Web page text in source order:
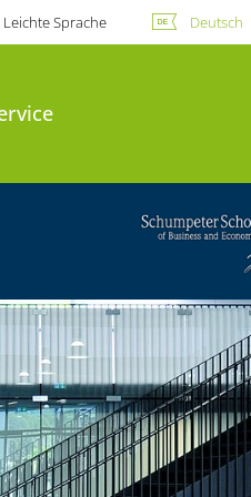
Leichte Sprache Deutsch